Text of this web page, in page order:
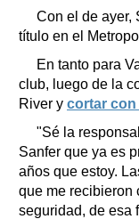
Con el de ayer,
título en el
En tanto para
club, luego de la
River y cortar con
"Sé la
Sanfer que ya es
años que estoy.
que me recibieron
seguridad, de esa